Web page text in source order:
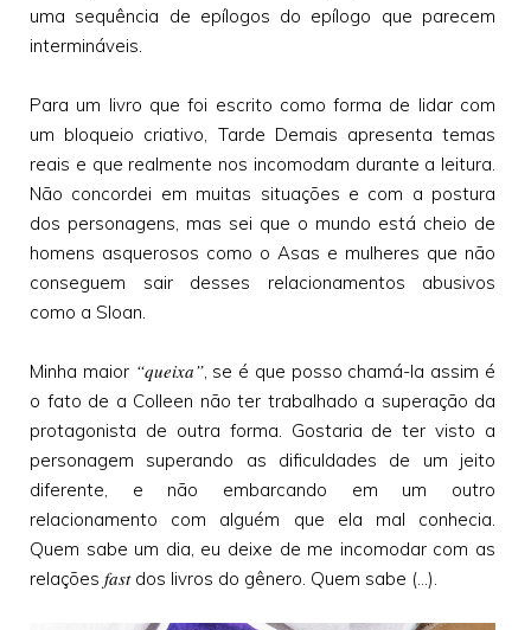
uma sequência de epílogos do epílogo que parecem
intermináveis.
Para um livro que foi escrito como forma de lidar com
um bloqueio criativo, Tarde Demais apresenta temas
reais e que realmente nos incomodam durante a leitura.
Não concordei em muitas situações e com a postura
dos personagens, mas sei que o mundo está cheio de
homens asquerosos como o Asas e mulheres que não
conseguem sair desses relacionamentos abusivos
como a Sloan.
Minha maior “queixa”, se é que posso chamá-la assim é
o fato de a Colleen não ter trabalhado a superação da
protagonista de outra forma. Gostaria de ter visto a
personagem superando as dificuldades de um jeito
diferente, e não embarcando em um outro
relacionamento com alguém que ela mal conhecia.
Quem sabe um dia, eu deixe de me incomodar com as
relações fastdos livros do gênero. Quem sabe (...).